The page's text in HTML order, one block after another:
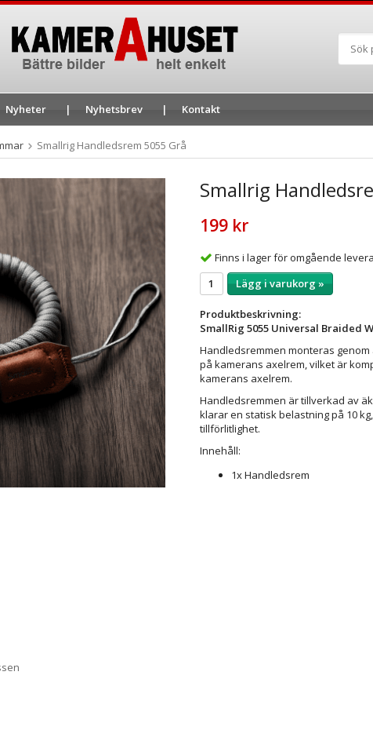
Nyheter Nyhetsbrev Kontakt
Smallrig Handledsrem 5055 Grå
Smallrig
199 kr
Finns i lager för omgående
Lägg i varukorg »
Produktbeskrivning:
SmallRig 5055 Universal Braided
Handledsremmen monteras
på kamerans axelrem, vilket är
kamerans axelrem.
Handledsremmen är tillverkad av
klarar en statisk belastning på 10
tillförlitlighet.
Innehåll:
1x Handledsrem